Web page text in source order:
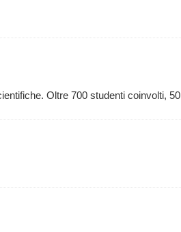
Oltre 700 studenti coinvolti, 50